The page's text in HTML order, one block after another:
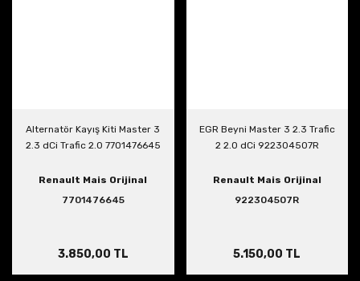
Alternatör Kayış Kiti Master 3
2.3 dCi Trafic 2.0 7701476645
Renault Mais Orijinal
7701476645
3.850,00 TL
EGR Beyni Master 3 2.3 Trafic
2 2.0 dCi 922304507R
Renault Mais Orijinal
922304507R
5.150,00 TL